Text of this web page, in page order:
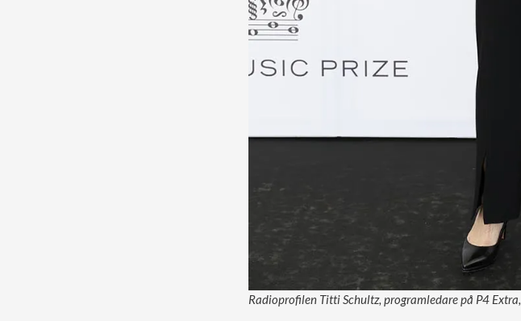
Radioprofilen Titti Schultz, programledare på P4